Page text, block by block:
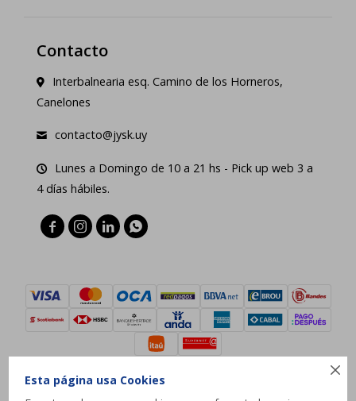

Esta página usa Cookies
Contacto
Interbalnearia esq. Camino de los Horneros,
Canelones
contacto@jysk.uy
Lunes a Domingo de 10 a 21 hs - Pick up web 3 a
4 días hábiles.
   